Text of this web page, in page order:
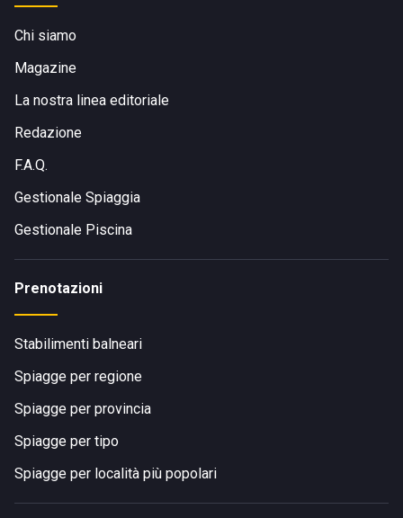
Chi siamo
Magazine
La nostra linea editoriale
Redazione
F.A.Q.
Gestionale Spiaggia
Gestionale Piscina
Prenotazioni
Stabilimenti balneari
Spiagge per regione
Spiagge per provincia
Spiagge per tipo
Spiagge per località più popolari